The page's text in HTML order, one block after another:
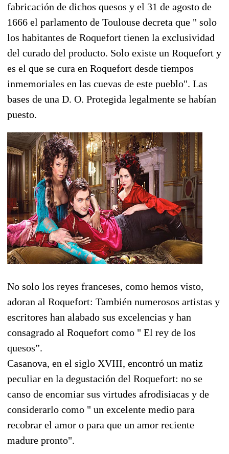
fabricación de dichos quesos y el 31 de agosto de
1666 el parlamento de Toulouse decreta que " solo
los habitantes de Roquefort tienen la exclusividad
del curado del producto. Solo existe un Roquefort y
es el que se cura en Roquefort desde tiempos
inmemoriales en las cuevas de este pueblo". Las
bases de una D. O. Protegida legalmente se habían
puesto.
No solo los reyes franceses, como hemos visto,
adoran al Roquefort: También numerosos artistas y
escritores han alabado sus excelencias y han
consagrado al Roquefort como " El rey de los
quesos”.
Casanova, en el siglo XVIII, encontró un matiz
peculiar en la degustación del Roquefort: no se
canso de encomiar sus virtudes afrodisiacas y de
considerarlo como " un excelente medio para
recobrar el amor o para que un amor reciente
madure pronto".